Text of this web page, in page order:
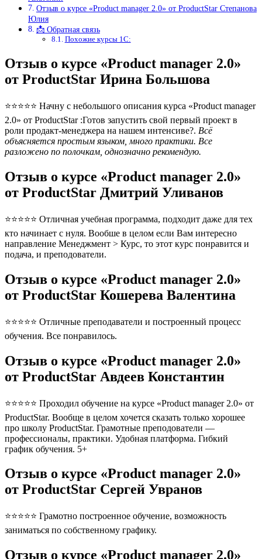
Отзыв о курсе «Product manager 2.0» от ProductStar Степанова
Юлия
📩 Обратная связь
Похожие курсы 1С:
Отзыв о курсе «Product manager 2.0»
от ProductStar Ирина Большова
⭐⭐⭐⭐⭐ Начну с небольшого описания курса «Product manager
2.0» от ProductStar :Готов запустить свой первый проект в
роли продакт-менеджера на нашем интенсиве?. Всё
объясняется простым языком, много практики. Все
разложено по полочкам, однозначно рекомендую.
Отзыв о курсе «Product manager 2.0»
от ProductStar Дмитрий Уливанов
⭐⭐⭐⭐⭐ Отличная учебная программа, подходит даже для тех
кто начинает с нуля. Вообше в целом если Вам интересно
направление Менеджмент > Курс, то этот курс понравится и
подача, и преподователи.
Отзыв о курсе «Product manager 2.0»
от ProductStar Кошерева Валентина
⭐⭐⭐⭐⭐ Отличные преподаватели и построенный процесс
обучения. Все понравилось.
Отзыв о курсе «Product manager 2.0»
от ProductStar Авдеев Константин
⭐⭐⭐⭐⭐ Проходил обучение на курсе «Product manager 2.0» от
ProductStar. Вообще в целом хочется сказать только хорошее
про школу ProductStar. Грамотные преподователи —
профессионалы, практики. Удобная платформа. Гибкий
график обучения. 5+
Отзыв о курсе «Product manager 2.0»
от ProductStar Сергей Увранов
⭐⭐⭐⭐⭐ Грамотно построенное обучение, возможность
заниматься по собственному графику.
Отзыв о курсе «Product manager 2.0»